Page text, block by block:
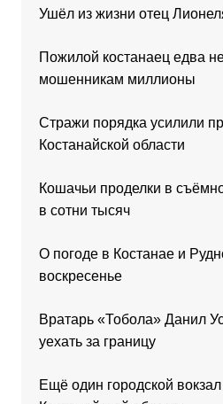
Ушёл из жизни отец
Пожилой костанаец едва
мошенникам миллионы
Стражи порядка усилили
Костанайской области
Кошачьи проделки в
в сотни тысяч
О погоде в Костанае и
воскресенье
Вратарь «Тобола» Данил
уехать за границу
Ещё один городской